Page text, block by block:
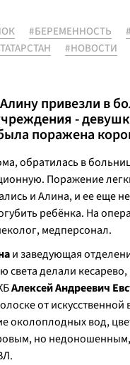
#БЕРЕМЕННОСТЬ
#НОВОСТИ
привезли в
-
поражена
обратилась в
Поражение
и Алина, и ее еще
ребёнка. На
медперсонал.
и заведующая
света делали
Алексей Андреевич
от искусственной
околоплодных вод,
но